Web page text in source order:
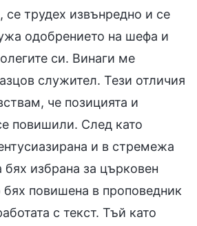
се трудех извънредно и се
одобрението на шефа и
си. Винаги ме
служител. Тези отличия
че позицията и
повишили. След като
и в стремежа
бях избрана за църковен
повишена в проповедник
с текст. Тъй като